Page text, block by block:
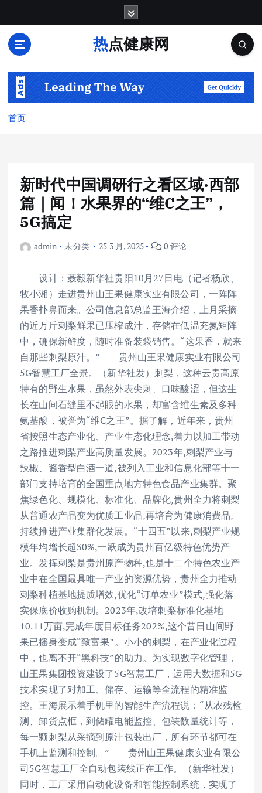
热点健康网
首页
新时代中国调研行之看区域·西部
篇｜闻！水果界的“维C之王”，
5G搞定
admin 未分类 25 3 月, 2025 0 评论
设计：聂毅新华社贵阳10月27日电（记者杨欣、
牧小湘）走进贵州山王果健康实业有限公司，一阵阵
果香扑鼻而来。公司信息部总监王海介绍，上月采摘
的近万斤刺梨鲜果已压榨成汁，存储在低温充氮矩阵
中，确保新鲜度，随时准备装袋销售。“这果香，就来
自那些刺梨原汁。” 贵州山王果健康实业有限公司
5G智慧工厂全景。（新华社发）刺梨，这种云贵高原
特有的野生水果，虽然外表尖刺、口味酸涩，但这生
长在山间石缝里不起眼的水果，却富含维生素及多种
氨基酸，被誉为“维C之王”。据了解，近年来，贵州
省按照生态产业化、产业生态化理念,着力以加工带动
之路推进刺梨产业高质量发展。2023年,刺梨产业与
辣椒、酱香型白酒一道,被列入工业和信息化部等十一
部门支持培育的全国重点地方特色食品产业集群。聚
焦绿色化、规模化、标准化、品牌化,贵州全力将刺梨
从普通农产品变为优质工业品,再培育为健康消费品,
持续推进产业集群化发展。“十四五”以来,刺梨产业规
模年均增长超30%,一跃成为贵州百亿级特色优势产
业。发挥刺梨是贵州原产物种,也是十二个特色农业产
业中在全国最具唯一产业的资源优势，贵州全力推动
刺梨种植基地提质增效,优化“订单农业”模式,强化落
实保底价收购机制。2023年,改培刺梨标准化基地
10.11万亩,完成年度目标任务202%,这个昔日山间野
果已摇身变成“致富果”。小小的刺梨，在产业化过程
中，也离不开“黑科技”的助力。为实现数字化管理，
山王果集团投资建设了5G智慧工厂，运用大数据和5G
技术实现了对加工、储存、运输等全流程的精准监
控。王海展示着手机里的智能生产流程说：“从农残检
测、卸货点框，到储罐电能监控、包装数量统计等，
每一颗刺梨从采摘到原汁包装出厂，所有环节都可在
手机上监测和控制。” 贵州山王果健康实业有限公
司5G智慧工厂全自动包装线正在工作。（新华社发）
同时，工厂采用自动化设备和智能控制系统，实现了